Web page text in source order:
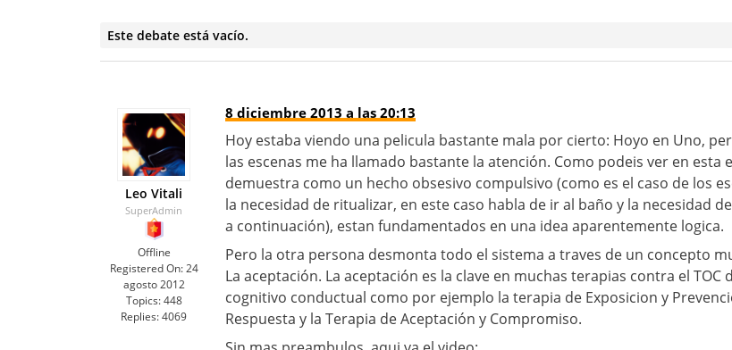
Este debate está vacío.
Leo Vitali
SuperAdmin
Offline
Registered On: 24
agosto 2012
Topics: 448
Replies:4069
8 diciembre 2013 a las 20:13
Hoy estaba viendo una pelicula bastante mala por cierto: Hoyo en Uno,
las escenas me ha llamado bastante la atención. Como podeis ver en esta
demuestra como un hecho obsesivo compulsivo (como es el caso de los
la necesidad de ritualizar, en este caso habla de ir al baño y la necesidad
a continuación), estan fundamentados en una idea aparentemente logica.
Pero la otra persona desmonta todo el sistema a traves de un concepto
La aceptación. La aceptación es la clave en muchas terapias contra el TOC
cognitivo conductual como por ejemplo la terapia de Exposicion y
Respuesta y la Terapia de Aceptación y Compromiso.